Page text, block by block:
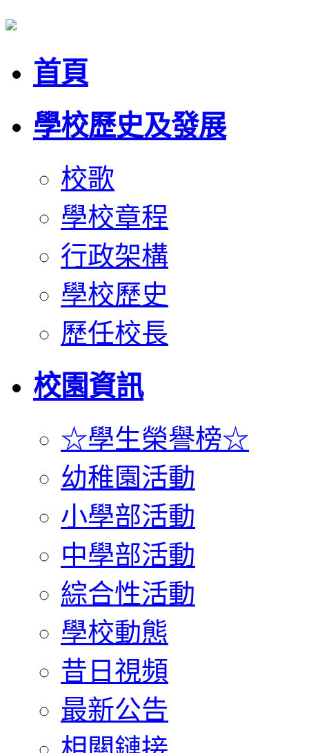
首頁
學校歷史及發展
校歌
學校章程
行政架構
學校歷史
歷任校長
校園資訊
☆學生榮譽榜☆
幼稚園活動
小學部活動
中學部活動
綜合性活動
學校動態
昔日視頻
最新公告